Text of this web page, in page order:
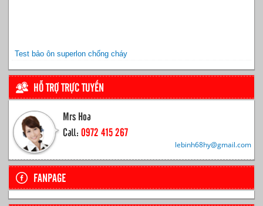
Test bảo ôn superlon chống cháy
HỖ TRỢ TRỰC TUYẾN
Mrs Hoa
Call: 0972 415 267
lebinh68hy@gmail.com
FANPAGE